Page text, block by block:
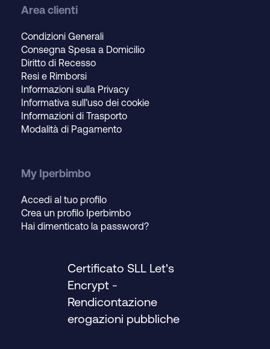
Area clienti
Condizioni Generali
Consegna Spesa a Domicilio
Diritto di Recesso
Resi e Rimborsi
Informazioni sulla Privacy
Informativa sull’uso dei cookie
Informazioni di Trasporto
Modalità di Pagamento
My Iperbimbo
Accedi al tuo profilo
Crea un profilo Iperbimbo
Hai dimenticato la password?
Certificato SLL Let's
Encrypt -
Rendicontazione
erogazioni pubbliche